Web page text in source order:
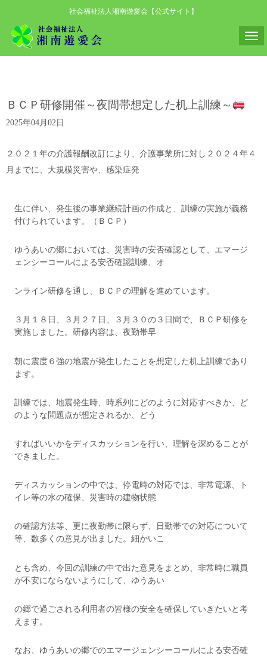
社会福祉法人湘南遊愛会【公式サイト】
N
a
i
ＢＣＰ研修開催～夜間帯想定した机上訓練～
2025年04月02日
２０２１年の介護報酬改訂により、介護事業所に対し２０２４年４
月までに、大規模災害や、感染症発
生に伴い、発生後の事業継続計画の作成と、訓練の実施が義務
付けられています。（ＢＣＰ）
ゆうあいの郷においては、災害時の安否確認として、エマージ
ェンシーコールによる安否確認訓練、オ
ンライン研修を通し、ＢＣＰの理解を進めています。
３月１８日、３月２７日、３月３０の３日間で、ＢＣＰ研修を
実施しました。研修内容は、夜勤帯早
朝に震度６強の地震が発生したことを想定した机上訓練であり
ます。
訓練では、地震発生時、時系列にどのように対応すべきか、ど
のような問題点が想定されるか、どう
すればいいかをディスカッションを行い、理解を深めることが
できました。
ディスカッションの中では、停電時の対応では、非常電源、ト
イレ等の水の確保、災害時の建物状態
の確認方法等、更に夜勤帯に限らず、日勤帯での対応について
等、数多くの意見が出ました。細かいこ
とも含め、今回の訓練の中で出た意見をまとめ、非常時に職員
が不安にならないようにして、ゆうあい
の郷で過ごされる利用者の皆様の安全を確保していきたいと考
えます。
なお、ゆうあいの郷でのエマージェンシーコールによる安否確